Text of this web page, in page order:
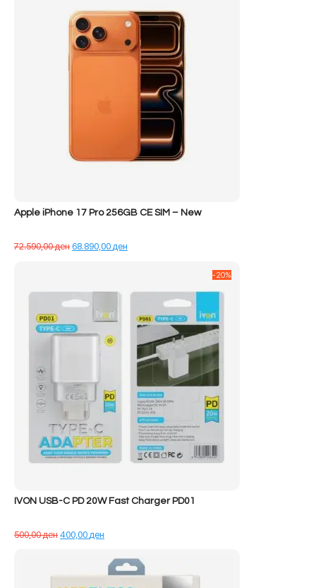
Apple iPhone 17 Pro 256GB CE SIM – New
72.590,00денÇmimi
68.890,00ден
68.890,00 ден.
IVON USB-C PD 20W Fast Charger PD01
500,00денÇmimi
400,00ден
tanishëm
është:
400,00 ден.
-20%